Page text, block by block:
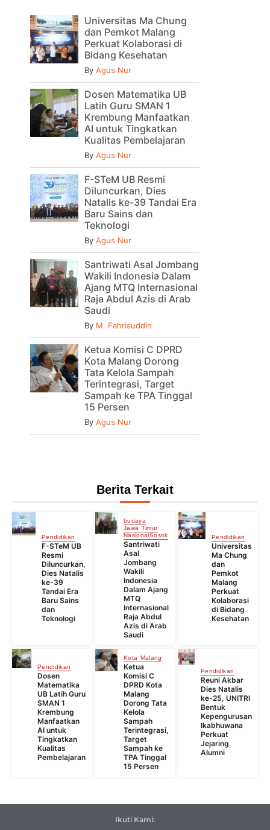
Universitas Ma Chung
dan Pemkot Malang
Perkuat Kolaborasi di
Bidang Kesehatan
By Agus Nur
Dosen Matematika UB
Latih Guru SMAN 1
Krembung Manfaatkan
AI untuk Tingkatkan
Kualitas Pembelajaran
By Agus Nur
F-STeM UB Resmi
Diluncurkan, Dies
Natalis ke-39 Tandai Era
Baru Sains dan
Teknologi
By Agus Nur
Santriwati Asal Jombang
Wakili Indonesia Dalam
Ajang MTQ Internasional
Raja Abdul Azis di Arab
Saudi
By M. Fahrisuddin
Ketua Komisi C DPRD
Kota Malang Dorong
Tata Kelola Sampah
Terintegrasi, Target
Sampah ke TPA Tinggal
15 Persen
By Agus Nur
Berita Terkait
Pendidikan
F-STeM UB
Resmi
Diluncurkan,
Dies Natalis
ke-39
Tandai Era
Baru Sains
dan
Teknologi
budaya
Jawa Timur
NasionalSosok
Santriwati
Asal
Jombang
Wakili
Indonesia
Dalam Ajang
MTQ
Internasional
Raja Abdul
Azis di Arab
Saudi
Pendidikan
Universitas
Ma Chung
dan
Pemkot
Malang
Perkuat
Kolaborasi
di Bidang
Kesehatan
Pendidikan
Dosen
Matematika
UB Latih Guru
SMAN 1
Krembung
Manfaatkan
AI untuk
Tingkatkan
Kualitas
Pembelajaran
Kota Malang
Ketua
Komisi C
DPRD Kota
Malang
Dorong Tata
Kelola
Sampah
Terintegrasi,
Target
Sampah ke
TPA Tinggal
15 Persen
Pendidikan
Reuni Akbar
Dies Natalis
ke-25, UNITRI
Bentuk
Kepengurusan
Ikabhuwana
Perkuat
Jejaring
Alumni
Ikuti Kami: